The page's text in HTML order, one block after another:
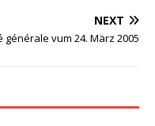
NEXT
générale vum 24. März 2005